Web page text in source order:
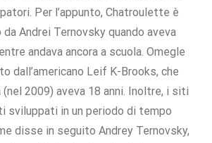
Per l’appunto, Chatroulette è
Andrei Ternovsky quando aveva
andava ancora a scuola. Omegle
dall’americano Leif K-Brooks, che
(nel 2009) aveva 18 anni. Inoltre, i siti
sviluppati in un periodo di tempo
disse in seguito Andrey Ternovsky,